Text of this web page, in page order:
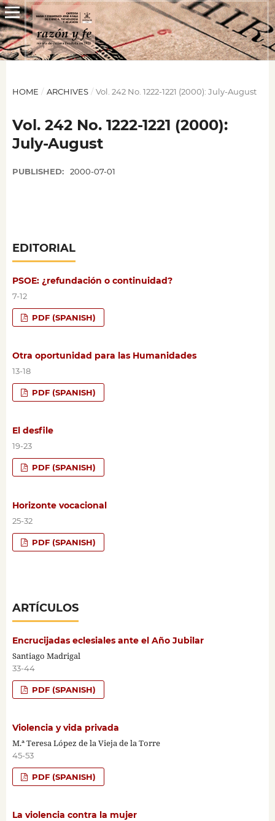
HOME / ARCHIVES / Vol. 242 No. 1222-1221 (2000): July-August
Vol. 242 No. 1222-1221 (2000):
July-August
PUBLISHED: 2000-07-01
EDITORIAL
PSOE: ¿refundación o continuidad?
7-12
PDF (SPANISH)
Otra oportunidad para las Humanidades
13-18
PDF (SPANISH)
El desfile
19-23
PDF (SPANISH)
Horizonte vocacional
25-32
PDF (SPANISH)
ARTÍCULOS
Encrucijadas eclesiales ante el Año Jubilar
Santiago Madrigal
33-44
PDF (SPANISH)
Violencia y vida privada
M.ª Teresa López de la Vieja de la Torre
45-53
PDF (SPANISH)
La violencia contra la mujer